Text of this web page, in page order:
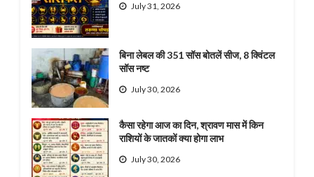
July 31, 2026
बिना लेबल की 351 सॉस बोतलें सीज, 8 क्विंटल
सॉस नष्ट
July 30, 2026
कैसा रहेगा आज का दिन, श्रावण मास में किन
राशियों के जातकों क्या होगा लाभ
July 30, 2026